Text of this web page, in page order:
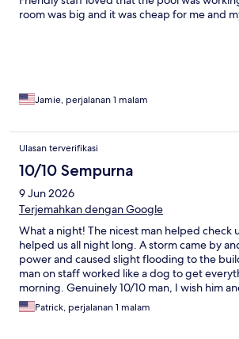
room was big and it was cheap for me and
Jamie, perjalanan 1 malam
Ulasan terverifikasi
10/10 Sempurna
9 Jun 2026
Terjemahkan dengan Google
What a night! The nicest man helped check
helped us all night long. A storm came by
power and caused slight flooding to the
man on staff worked like a dog to get
morning. Genuinely 10/10 man, I wish him
nothing but absolute success.
Patrick, perjalanan 1 malam